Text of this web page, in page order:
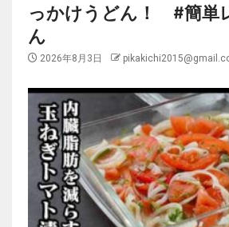
っかけうどん！ #簡単
ん
2026年8月3日